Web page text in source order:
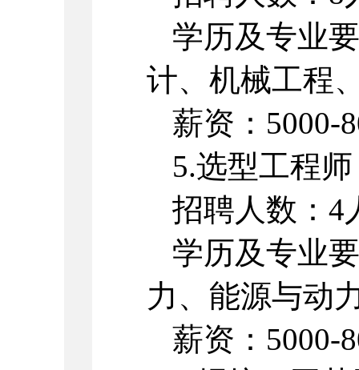
学历及专业
计、机械工程
薪资：5000-
5.选型工程师
招聘人数：4
学历及专业
力、能源与动
薪资：5000-